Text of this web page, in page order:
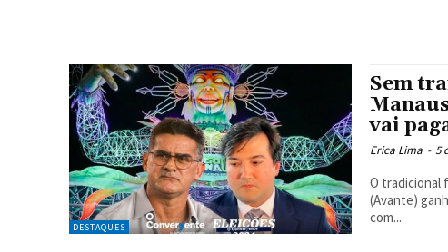
DESTAQUES
Sem
vai
Erica Lima - 5
O tradicional
(Avante)
com...